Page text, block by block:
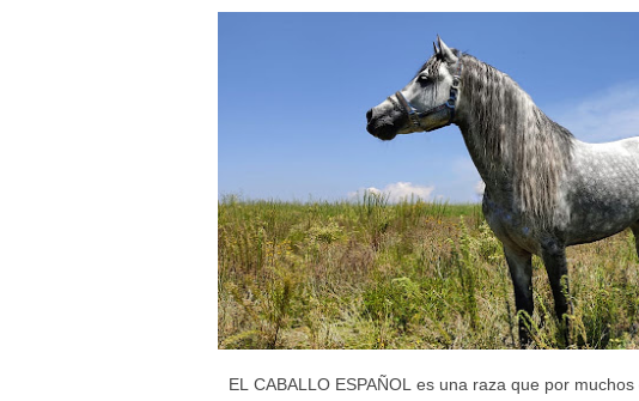
EL CABALLO ESPAÑOL es una raza que por